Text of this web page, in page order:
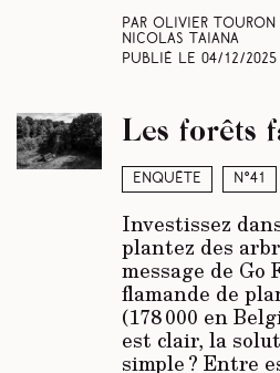
Par Olivier Touron
Nicolas Taiana
Publié le 04/12/2025
Enquête N°41
Les forêts
Investissez
plantez des
message de
flamande de
(178 000 en
est clair, la
simple ? Entre